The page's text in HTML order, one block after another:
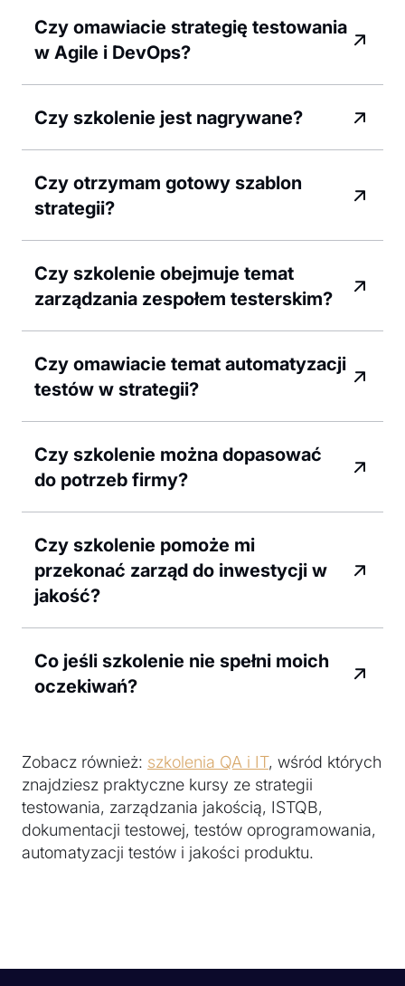
Czy omawiacie strategię testowania
w Agile i DevOps?
Czy szkolenie jest nagrywane?
Czy otrzymam gotowy szablon
strategii?
Czy szkolenie obejmuje temat
zarządzania zespołem testerskim?
Czy omawiacie temat automatyzacji
testów w strategii?
Czy szkolenie można dopasować
do potrzeb firmy?
Czy szkolenie pomoże mi
przekonać zarząd do inwestycji w
jakość?
Co jeśli szkolenie nie spełni moich
oczekiwań?
Zobacz również: szkolenia QA i IT, wśród których
znajdziesz praktyczne kursy ze strategii
testowania, zarządzania jakością, ISTQB,
dokumentacji testowej, testów oprogramowania,
automatyzacji testów i jakości produktu.